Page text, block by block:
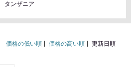
タンザニア
価格の低い順 価格の高い順 更新日順